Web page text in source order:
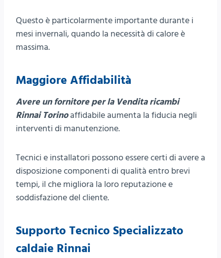
Questo è particolarmente importante durante i
mesi invernali, quando la necessità di calore è
massima.
Maggiore Affidabilità
Avere un fornitore per la Vendita ricambi
Rinnai Torinoaffidabile aumenta la fiducia negli
interventi di manutenzione.
Tecnici e installatori possono essere certi di avere a
disposizione componenti di qualità entro brevi
tempi, il che migliora la loro reputazione e
soddisfazione del cliente.
Supporto Tecnico Specializzato
caldaie Rinnai